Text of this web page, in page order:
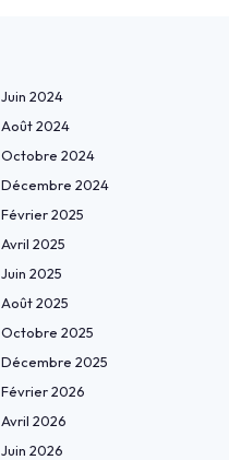
Juin 2024
Août 2024
Octobre 2024
Décembre 2024
Février 2025
Avril 2025
Juin 2025
Août 2025
Octobre 2025
Décembre 2025
Février 2026
Avril 2026
Juin 2026